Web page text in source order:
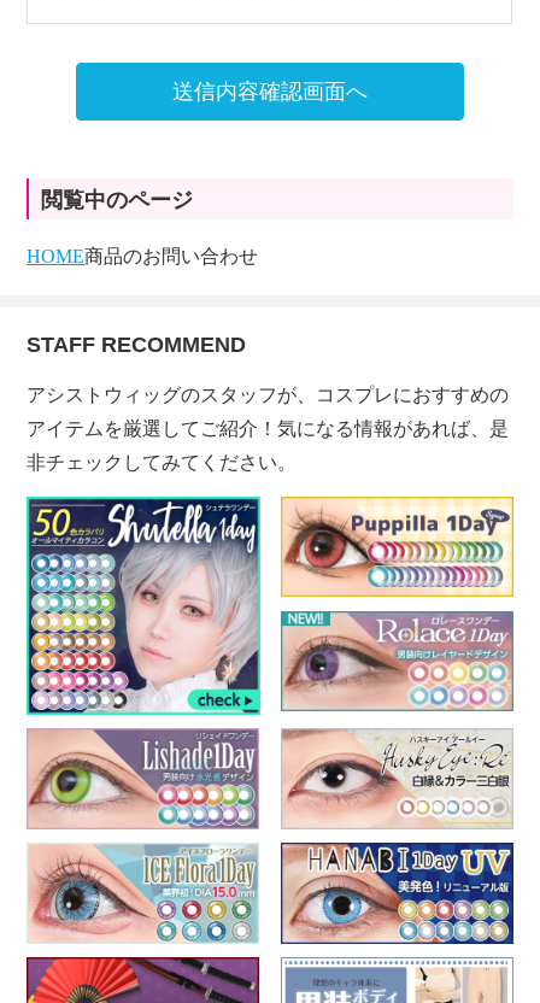
送信内容確認画面へ
閲覧中のページ
HOME商品のお問い合わせ
STAFF RECOMMEND
アシストウィッグのスタッフが、コスプレにおすすめの
アイテムを厳選してご紹介！気になる情報があれば、是
非チェックしてみてください。